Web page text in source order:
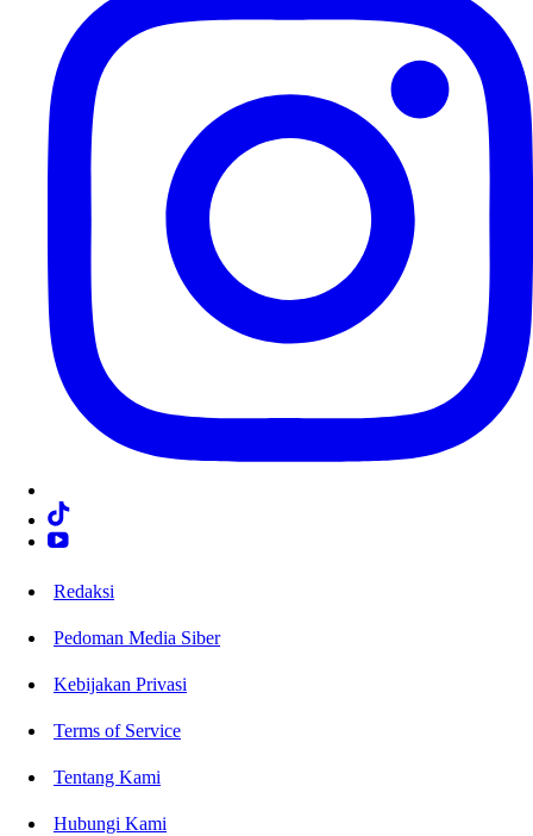
Redaksi
Pedoman Media Siber
Kebijakan Privasi
Terms of Service
Tentang Kami
Hubungi Kami